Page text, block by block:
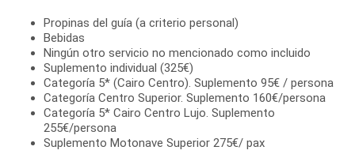
Propinas del guía (a criterio personal)
Bebidas
Ningún otro servicio no mencionado como incluido
Suplemento individual (325€)
Categoría 5* (Cairo Centro). Suplemento 95€ / persona
Categoría Centro Superior. Suplemento 160€/persona
Categoría 5* Cairo Centro Lujo. Suplemento
255€/persona
Suplemento Motonave Superior 275€/ pax